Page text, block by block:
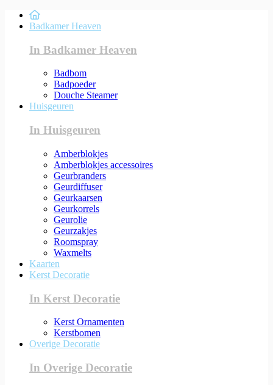
Badkamer Heaven
In Badkamer Heaven
Badbom
Badpoeder
Douche Steamer
Huisgeuren
In Huisgeuren
Amberblokjes
Amberblokjes accessoires
Geurbranders
Geurdiffuser
Geurkaarsen
Geurkorrels
Geurolie
Geurzakjes
Roomspray
Waxmelts
Kaarten
Kerst Decoratie
In Kerst Decoratie
Kerst Ornamenten
Kerstbomen
Overige Decoratie
In Overige Decoratie